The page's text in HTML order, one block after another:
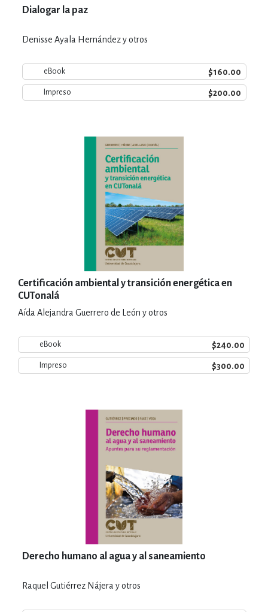
Dialogar la paz
Denisse Ayala Hernández y otros
eBook $160.00
Impreso $200.00
Certificación ambiental y transición energética en
CUTonalá
Aída Alejandra Guerrero de León y otros
eBook $240.00
Impreso $300.00
Derecho humano al agua y al saneamiento
Raquel Gutiérrez Nájera y otros